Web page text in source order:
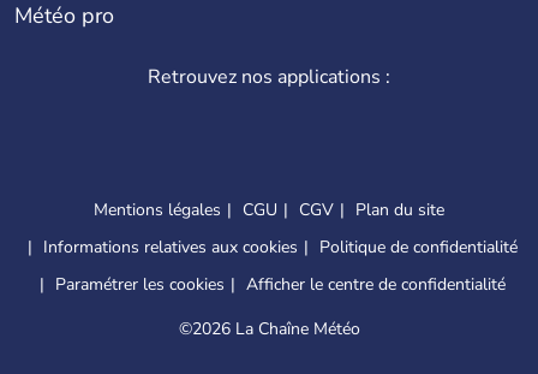
Météo pro
Retrouvez nos applications :
Mentions légales CGU CGV
Plan du site
Informations relatives aux cookies
Politique de confidentialité
Paramétrer les cookies
Afficher le centre de confidentialité
©2026 La Chaîne Météo